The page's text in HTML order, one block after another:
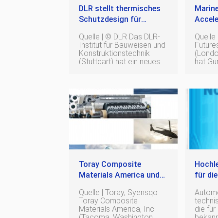
DLR stellt thermisches
Schutzdesign für
Hyperschall-
Flugsysteme vor –
Ergebnisse der STORT
Quelle | © DLR Das DLR-
Institut für Bauweisen und
Konstruktionstechnik
(Stuttgart) hat ein neues
Design for Reusable
Hypersonic Flight
Systems“ veröffentlicht, in
dem der Beitrag des
Instituts zur Realisierung
Hyperschallflugexperiments
des STOR
für
Quelle
Futures Marine
hat
Toray Composite
Materials America und
5-Jahres-Liefervertrag
für Kohlefasern für die
Quelle | Toray, Syensqo
Toray Composite
Materials America, Inc.
für die
die für